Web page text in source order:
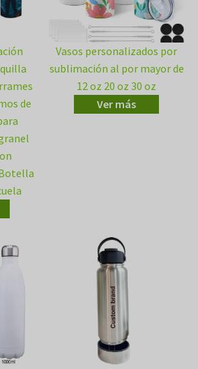
de
Vasos personalizados por
sublimación al por mayor de
12 oz 20 oz 30 oz
Ver más